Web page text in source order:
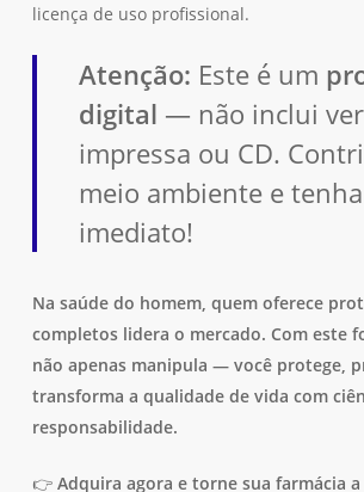
licença de uso profissional.
Atenção: Este é um
digital — não inclui
impressa ou CD.
meio ambiente e
imediato!
Na saúde do homem, quem oferece
completos lidera o mercado. Com este
não apenas manipula — você protege,
transforma a qualidade de vida com
responsabilidade.
👉 Adquira agora e torne sua farmácia